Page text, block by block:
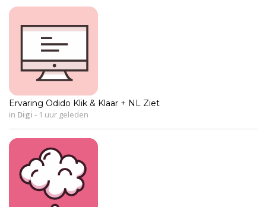
Ervaring Odido Klik & Klaar + NL Ziet
in Digi - 1 uur geleden